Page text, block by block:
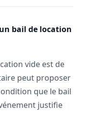
bail de location
vide est de
peut proposer
que le bail
justifie